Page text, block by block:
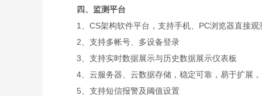
四、监测平台
1、CS架构软件平台，支持手机、PC浏览器直接观
2、支持多帐号、多设备登录
3、支持实时数据展示与历史数据展示仪表板
4、云服务器、云数据存储，稳定可靠，易于扩展，
5、支持短信报警及阈值设置